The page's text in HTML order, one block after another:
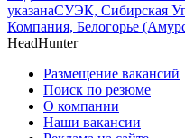
указанаСУЭК, Сибирская
Компания, Белогорье
HeadHunter
Размещение вакансий
Поиск по резюме
О компании
Наши вакансии